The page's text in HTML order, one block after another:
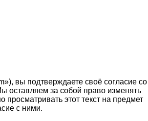
вы подтверждаете своё согласие со
оставляем за собой право изменять
этот текст на предмет
с ними.